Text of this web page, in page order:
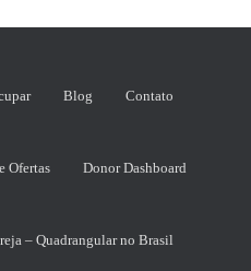
Blog Contato
Ofertas Donor Dashboard
– Quadrangular no Brasil